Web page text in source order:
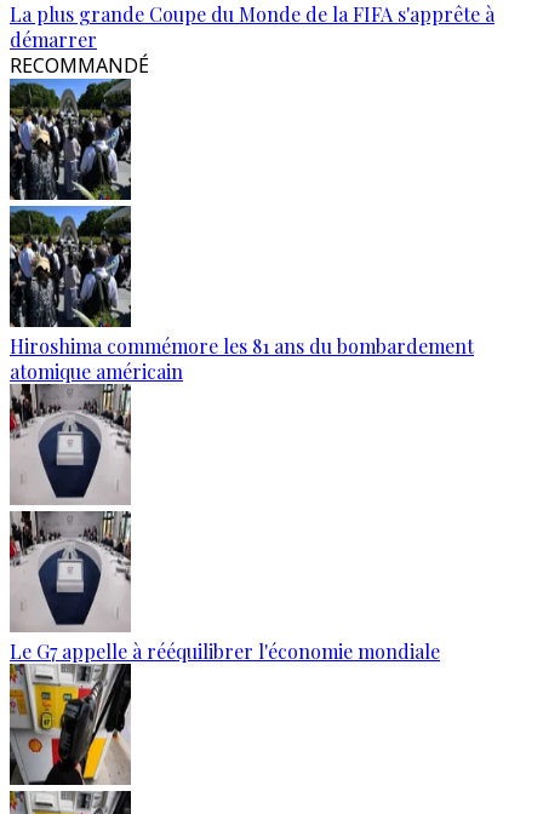
La plus grande Coupe du Monde de la FIFA s'apprête à
démarrer
RECOMMANDÉ
Hiroshima commémore les 81 ans du bombardement
atomique américain
Le G7 appelle à rééquilibrer l'économie mondiale